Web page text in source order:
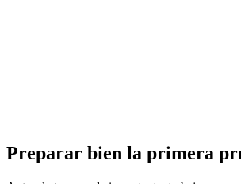
Preparar bien la primera